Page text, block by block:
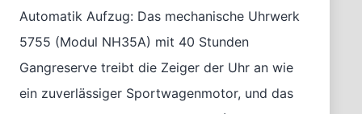
Automatik Aufzug: Das mechanische Uhrwerk
5755 (Modul NH35A) mit 40 Stunden
Gangreserve treibt die Zeiger der Uhr an wie
ein zuverlässiger Sportwagenmotor, und das